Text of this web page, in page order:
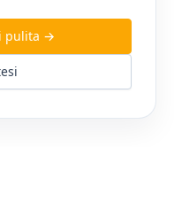
pulita →